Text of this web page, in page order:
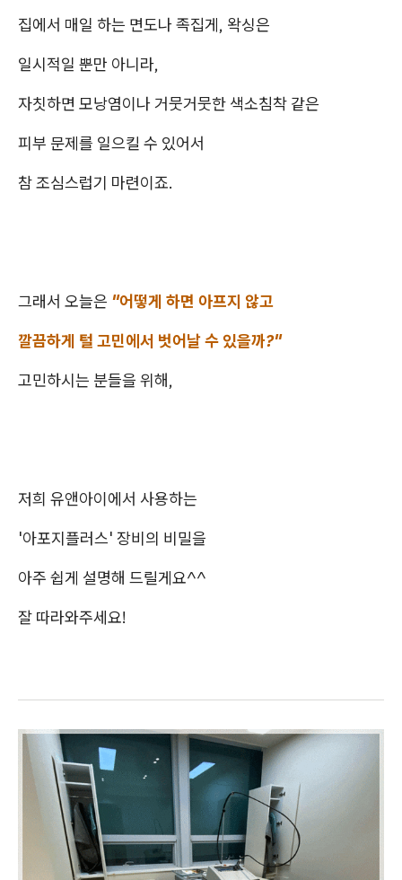
집에서 매일 하는 면도나 족집게, 왁싱은
일시적일 뿐만 아니라,
자칫하면 모낭염이나 거뭇거뭇한 색소침착 같은
피부 문제를 일으킬 수 있어서
참 조심스럽기 마련이죠.
그래서 오늘은 "어떻게 하면 아프지 않고
깔끔하게 털 고민에서 벗어날 수 있을까?"
고민하시는 분들을 위해,
저희 유앤아이에서 사용하는
'아포지플러스' 장비의 비밀을
아주 쉽게 설명해 드릴게요^^
잘 따라와주세요!